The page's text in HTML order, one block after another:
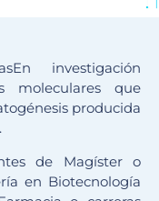
investigación
moleculares que
producida
de Magíster o
en Biotecnología